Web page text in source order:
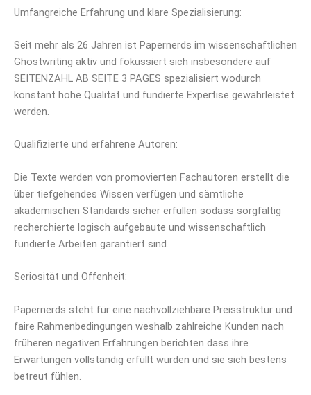
Umfangreiche Erfahrung und klare Spezialisierung:
Seit mehr als 26 Jahren ist Papernerds im wissenschaftlichen
Ghostwriting aktiv und fokussiert sich insbesondere auf
SEITENZAHL AB SEITE 3 PAGES spezialisiert wodurch
konstant hohe Qualität und fundierte Expertise gewährleistet
werden.
Qualifizierte und erfahrene Autoren:
Die Texte werden von promovierten Fachautoren erstellt die
über tiefgehendes Wissen verfügen und sämtliche
akademischen Standards sicher erfüllen sodass sorgfältig
recherchierte logisch aufgebaute und wissenschaftlich
fundierte Arbeiten garantiert sind.
Seriosität und Offenheit:
Papernerds steht für eine nachvollziehbare Preisstruktur und
faire Rahmenbedingungen weshalb zahlreiche Kunden nach
früheren negativen Erfahrungen berichten dass ihre
Erwartungen vollständig erfüllt wurden und sie sich bestens
betreut fühlen.